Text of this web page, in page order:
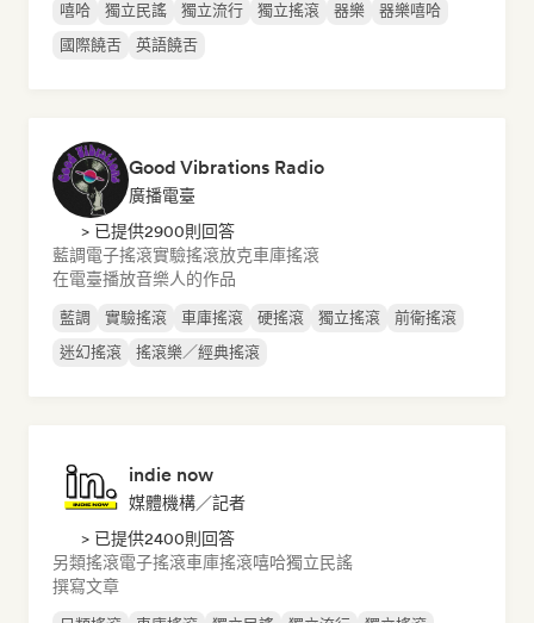
嘻哈 獨立民謠 獨立流行 獨立搖滾 器樂
器樂嘻哈
國際饒舌
英語饒舌
Good Vibrations Radio
廣播電臺
> 已提供2900則回答
藍調電子搖滾實驗搖滾放克車庫搖滾
在電臺播放音樂人的作品
藍調 實驗搖滾 車庫搖滾 硬搖滾 獨立搖滾
前衛搖滾
迷幻搖滾
搖滾樂／經典搖滾
indie now
媒體機構／記者
> 已提供2400則回答
另類搖滾電子搖滾車庫搖滾嘻哈獨立民謠
撰寫文章